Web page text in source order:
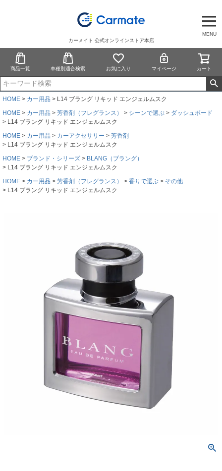
MENU
カーメイト 公式オンラインストア本店
商品一覧 車種別適合検索 お気に入り マイページ カート
HOME カー用品
L14 ブラング リキッド エンジェルムスク
HOME
カー用品 芳香剤（フレグランス） シーンで選ぶ
ダッシュボード
L14 ブラング リキッド エンジェルムスク
HOME
カー用品 カーアクセサリー
芳香剤
L14 ブラング リキッド エンジェルムスク
HOME
ブランド・シリーズ
BLANG（ブラング）
L14 ブラング リキッド エンジェルムスク
HOME
カー用品 芳香剤（フレグランス） 香りで選ぶ
その他
L14 ブラング リキッド エンジェルムスク